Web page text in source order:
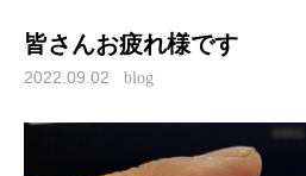
皆さんお疲れ様です
2022.09.02 blog